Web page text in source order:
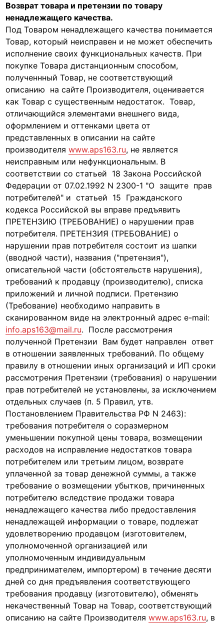
Возврат товара и претензии по товару
ненадлежащего качества.
Под Товаром ненадлежащего качества понимается
Товар, который неисправен и не может обеспечить
исполнение своих функциональных качеств. При
покупке Товара дистанционным способом,
полученнный Товар, не соответствующий
описанию на сайте Производителя, оценивается
как Товар с существенным недостаток. Товар,
отличающийся элементами внешнего вида,
оформлением и оттенками цвета от
представленных в описании на сайте
производителяwww.aps163.ru, не является
неисправным или нефункциональным. В
соответствии со статьей 18 Закона Российской
Федерации от 07.02.1992 N 2300-1 "О защите прав
потребителей" и статьей 15 Гражданского
кодекса Российской вы вправе предъявить
ПРЕТЕНЗИЮ (ТРЕБОВАНИЕ) о нарушении прав
потребителя. ПРЕТЕНЗИЯ (ТРЕБОВАНИЕ) о
нарушении прав потребителя состоит из шапки
(вводной части), названия ("претензия"),
описательной части (обстоятельств нарушения),
требований к продавцу (производителю), списка
приложений и личной подписи. Претензию
(Требование) необходимо направить в
сканированном виде на электронный адрес e-mail:
info.aps163@mail.ru. После рассмотрения
полученной Претензии Вам будет направлен ответ
в отношении заявленных требований. По общему
правилу в отношении иных организаций и ИП сроки
рассмотрения Претензии (требования) о нарушении
прав потребителей не установлены, за исключением
отдельных случаев (п. 5 Правил, утв.
Постановлением Правительства РФ N 2463):
требования потребителя о соразмерном
уменьшении покупной цены товара, возмещении
расходов на исправление недостатков товара
потребителем или третьим лицом, возврате
уплаченной за товар денежной суммы, а также
требование о возмещении убытков, причиненных
потребителю вследствие продажи товара
ненадлежащего качества либо предоставления
ненадлежащей информации о товаре, подлежат
удовлетворению продавцом (изготовителем,
уполномоченной организацией или
уполномоченным индивидуальным
предпринимателем, импортером) в течение десяти
дней со дня предъявления соответствующего
требования продавцу (изготовителю), обменять
некачественный Товар на Товар, соответствующий
описанию на сайте Производителяwww.aps163.ru, в